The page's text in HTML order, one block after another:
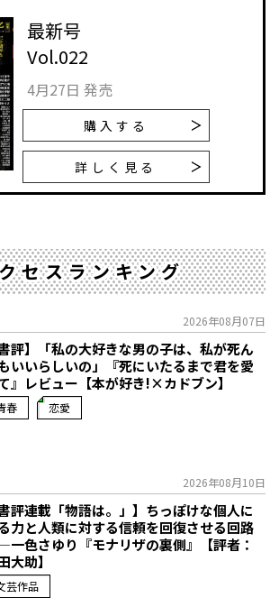
最新号
Vol.022
4月27日 発売
購入する
詳しく見る
セスランキング
2026年08月07日
書評】「私の大好きな男の子は、私が死ん
いいらしいの」――『死にいたるまで君を愛
』レビュー【本が好き!×カドブン】
春 恋愛
2026年08月10日
書評連載「物語は。」】ちっぽけな個人に
力と人類に対する信頼を回復させる回路
色さゆり『モナリザの裏側』【評者：
大助】
芸作品